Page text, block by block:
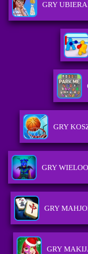
GRY
GRY
GRY
GRY
GRY